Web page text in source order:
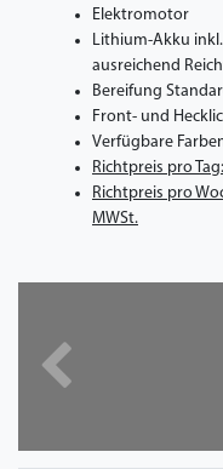
Elektromotor
Lithium-Akku
ausreichend
Bereifung
Front- und
Verfügbare
Richtpreis pro
Richtpreis pro
MWSt.
Zurück